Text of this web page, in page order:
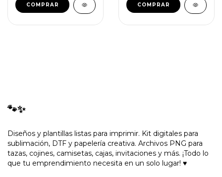
🐾✨
Diseños y plantillas listas para imprimir. Kit digitales para
sublimación, DTF y papelería creativa. Archivos PNG para
tazas, cojines, camisetas, cajas, invitaciones y más. ¡Todo lo
que tu emprendimiento necesita en un solo lugar! ♥